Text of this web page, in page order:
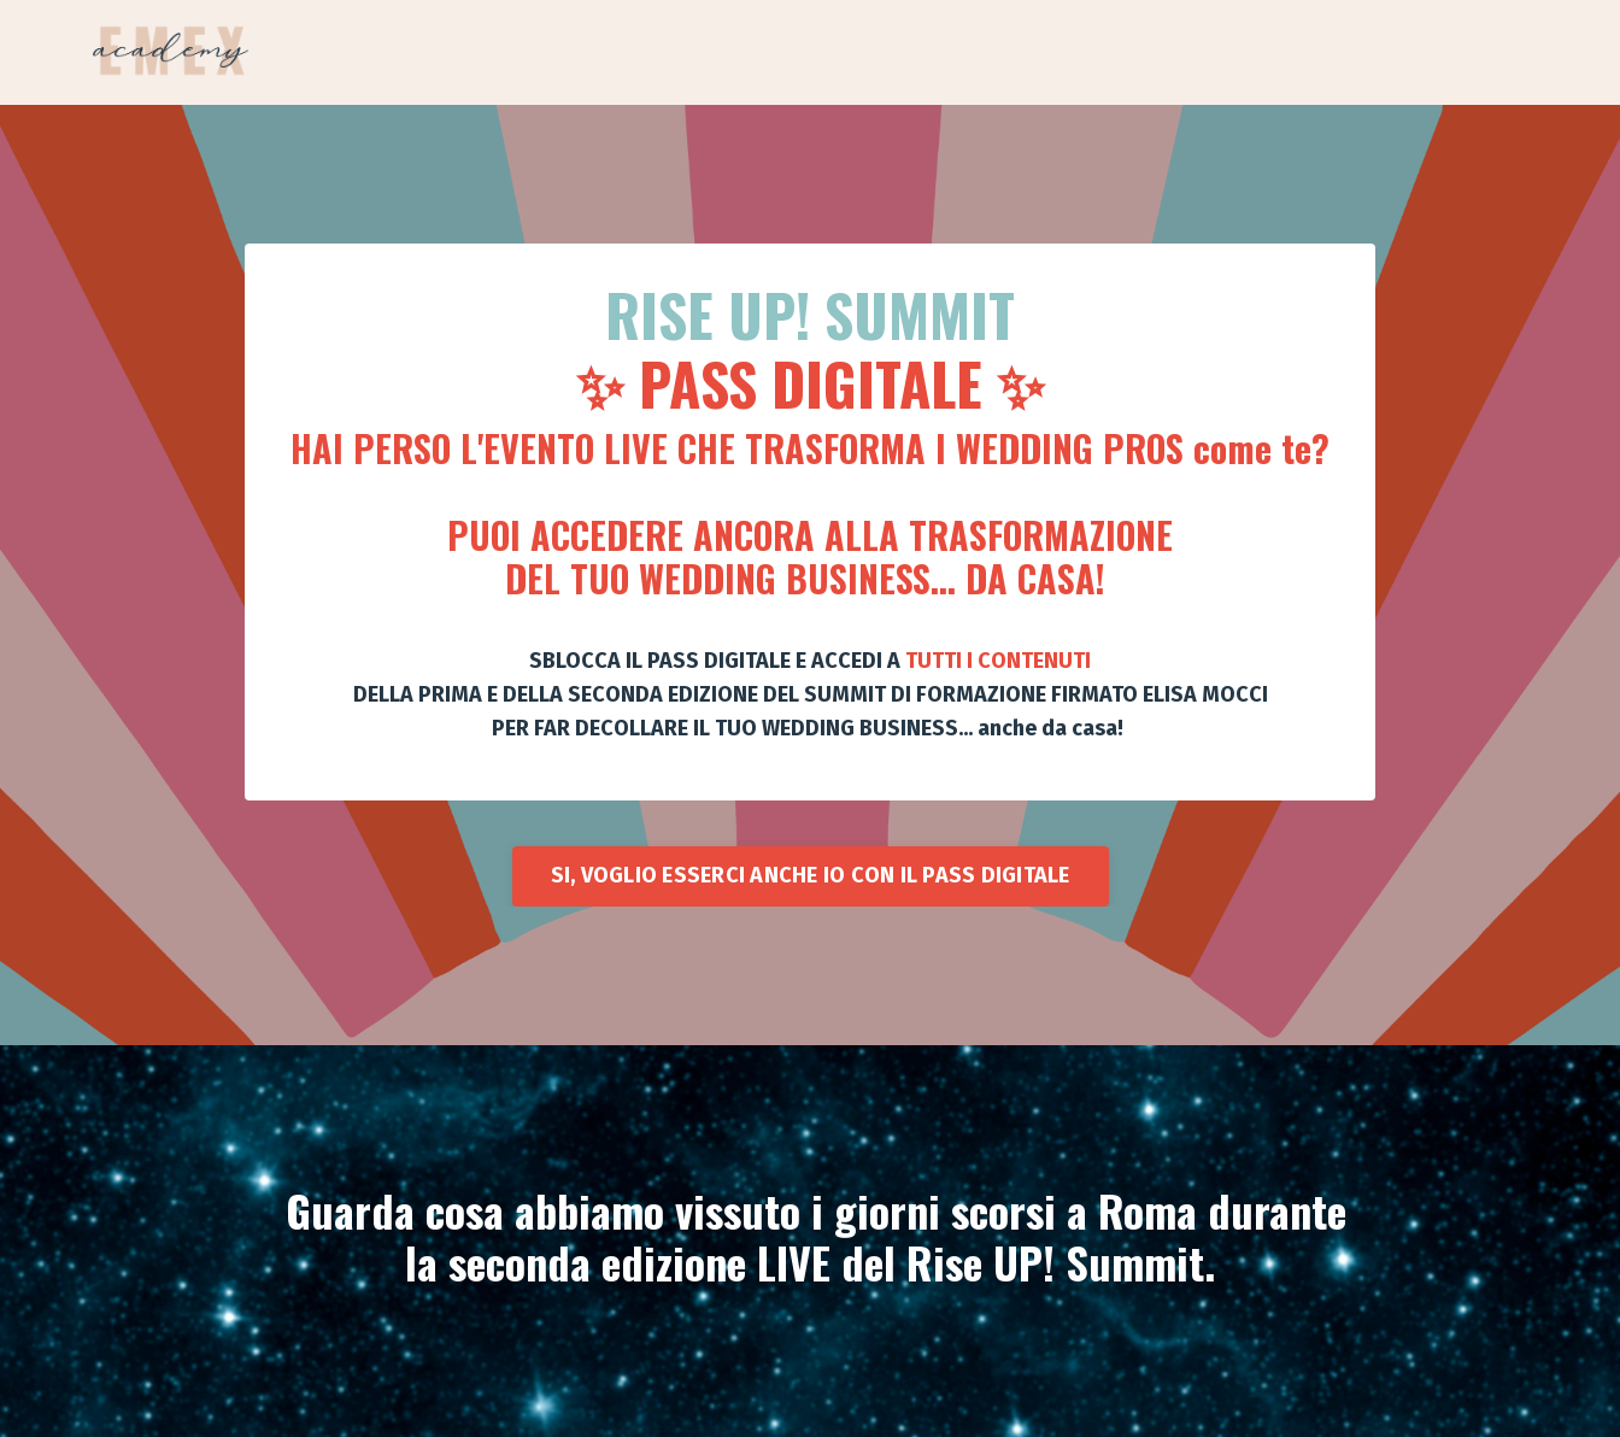
RISE UP! SUMMIT
✨ PASS DIGITALE ✨
HAI PERSO L'EVENTO LIVE CHE TRASFORMA I WEDDING PROS come te?
PUOI ACCEDERE ANCORA ALLA TRASFORMAZIONE
DEL TUO WEDDING BUSINESS... DA CASA!
SBLOCCA IL PASS DIGITALE E ACCEDI A TUTTI I CONTENUTI
DELLA PRIMA E DELLA SECONDA EDIZIONE DELSUMMIT DI FORMAZIONE FIRMATO ELISA MOCCI
PER FAR DECOLLARE IL TUO WEDDING BUSINESS... anche da casa!
SI, VOGLIO ESSERCI ANCHE IO CON IL PASS DIGITALE
Guarda cosa abbiamo vissuto i giorni scorsi a Roma durante
la seconda edizione LIVE del Rise UP! Summit.